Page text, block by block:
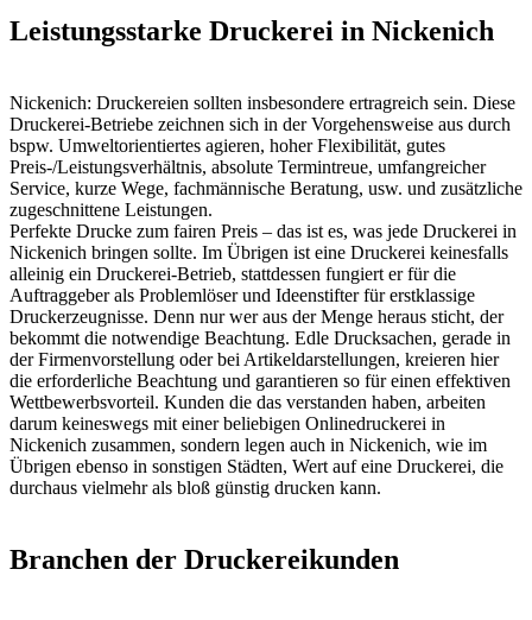
Leistungsstarke Druckerei in Nickenich
Nickenich: Druckereien sollten insbesondere ertragreich sein. Diese
Druckerei-Betriebe zeichnen sich in der Vorgehensweise aus durch
bspw. Umweltorientiertes agieren, hoher Flexibilität, gutes
Preis-/Leistungsverhältnis, absolute Termintreue, umfangreicher
Service, kurze Wege, fachmännische Beratung, usw. und zusätzliche
zugeschnittene Leistungen.
Perfekte Drucke zum fairen Preis – das ist es, was jede Druckerei in
Nickenich bringen sollte. Im Übrigen ist eine Druckerei keinesfalls
alleinig ein Druckerei-Betrieb, stattdessen fungiert er für die
Auftraggeber als Problemlöser und Ideenstifter für erstklassige
Druckerzeugnisse. Denn nur wer aus der Menge heraus sticht, der
bekommt die notwendige Beachtung. Edle Drucksachen, gerade in
der Firmenvorstellung oder bei Artikeldarstellungen, kreieren hier
die erforderliche Beachtung und garantieren so für einen effektiven
Wettbewerbsvorteil. Kunden die das verstanden haben, arbeiten
darum keineswegs mit einer beliebigen Onlinedruckerei in
Nickenich zusammen, sondern legen auch in Nickenich, wie im
Übrigen ebenso in sonstigen Städten, Wert auf eine Druckerei, die
durchaus vielmehr als bloß günstig drucken kann.
Branchen der Druckereikunden